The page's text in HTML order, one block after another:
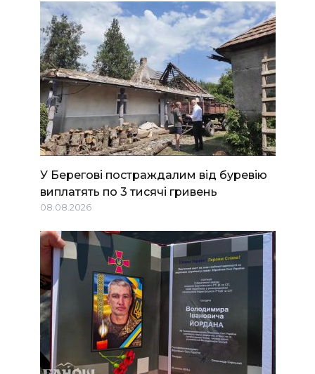
У Берегові постраждалим від буревію
виплатять по 3 тисячі гривень
08.08.2026